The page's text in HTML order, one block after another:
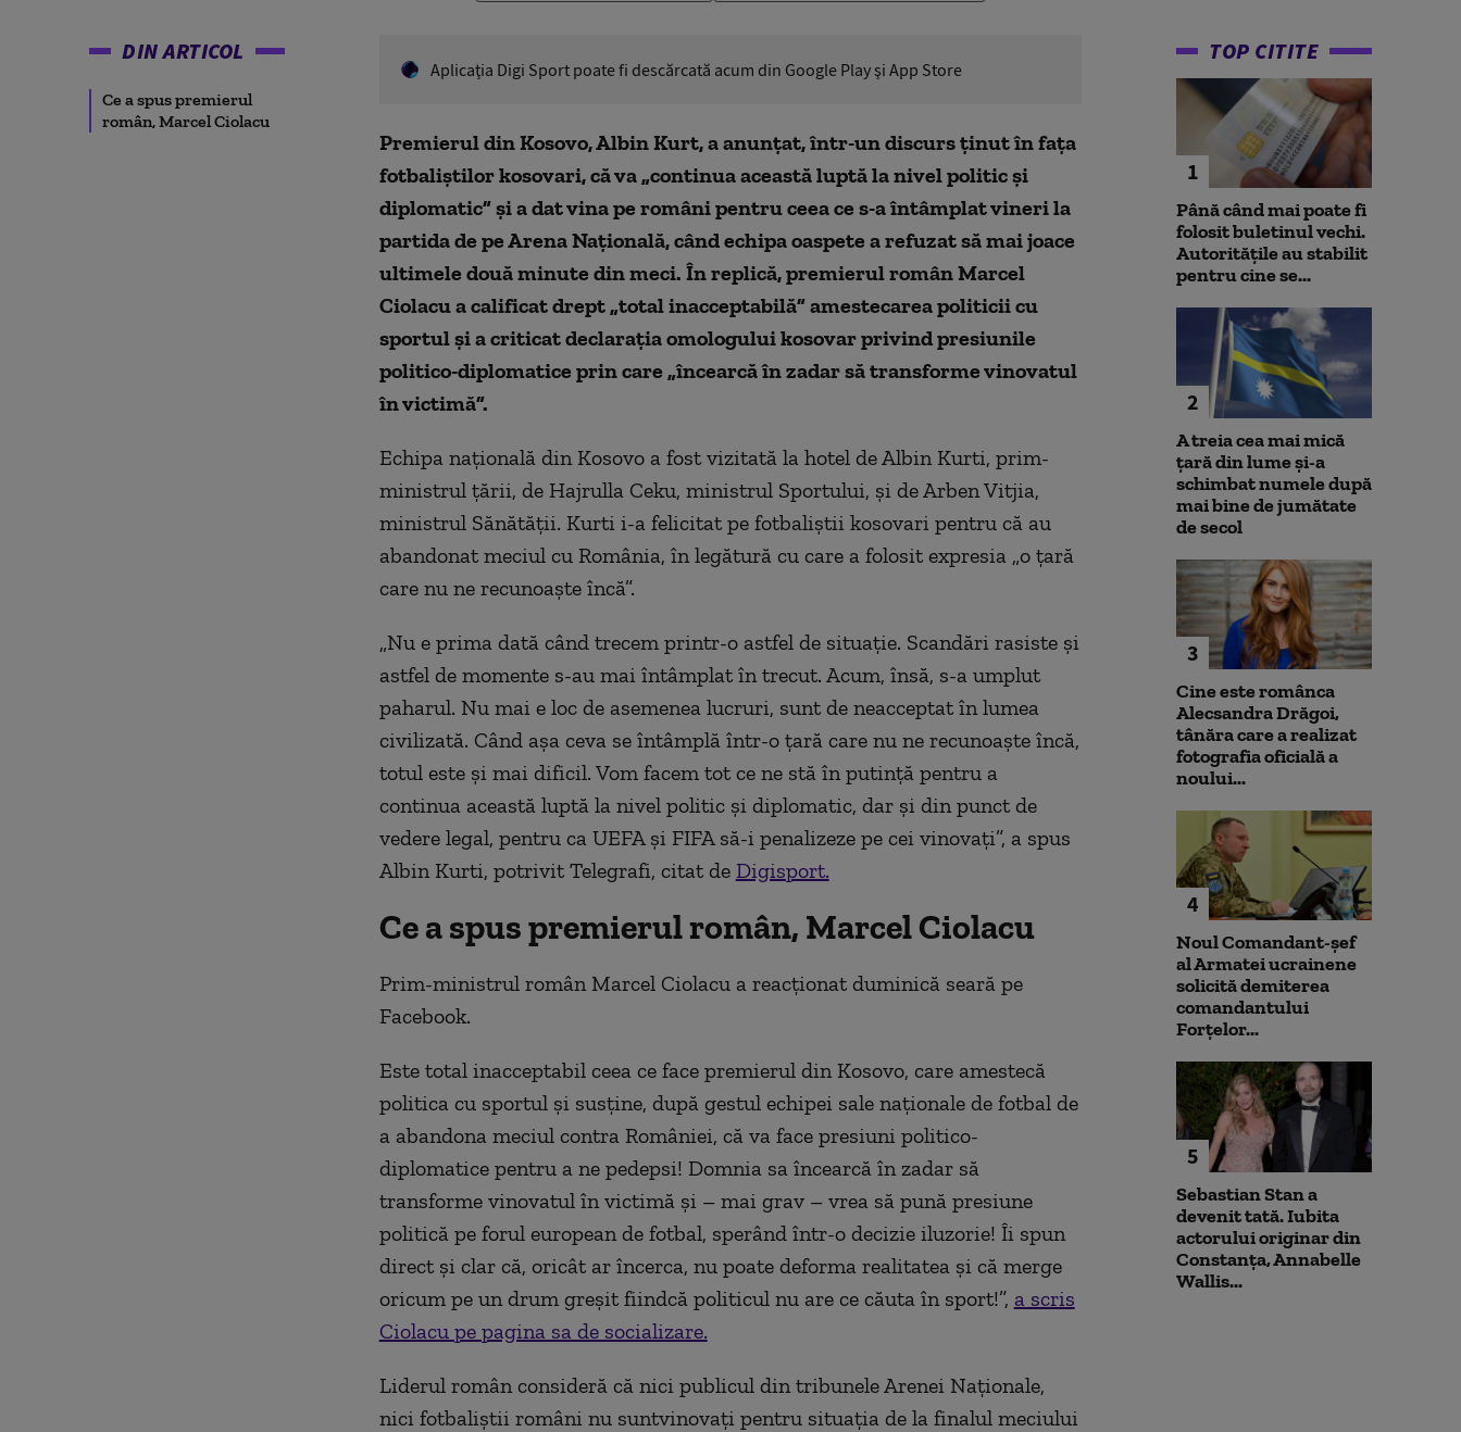
DIN ARTICOL
Ce a spus premierul
român, Marcel Ciolacu
Aplicaţia Digi Sport poate fi descărcată acum din Google Play şi App Store
Premierul din Kosovo, Albin Kurt, a anunțat, într-un discurs ținut în fața
fotbaliștilor kosovari, că va „continua această luptă la nivel politic și
diplomatic” și a dat vina pe români pentru ceea ce s-a întâmplat vineri la
partida de pe Arena Națională, când echipa oaspete a refuzat să mai joace
ultimele două minute din meci. În replică, premierul român Marcel
Ciolacu a calificat drept „total inacceptabilă” amestecarea politicii cu
sportul și a criticat declarația omologului kosovar privind presiunile
politico-diplomatice prin care „încearcă în zadar să transforme vinovatul
în victimă”.
Echipa națională din Kosovo a fost vizitată la hotel de Albin Kurti, prim-
ministrul țării, de Hajrulla Ceku, ministrul Sportului, și de Arben Vitjia,
ministrul Sănătății. Kurti i-a felicitat pe fotbaliștii kosovari pentru că au
abandonat meciul cu România, în legătură cu care a folosit expresia „o țară
care nu ne recunoaște încă”.
„Nu e prima dată când trecem printr-o astfel de situație. Scandări rasiste și
astfel de momente s-au mai întâmplat în trecut. Acum, însă, s-a umplut
paharul. Nu mai e loc de asemenea lucruri, sunt de neacceptat în lumea
civilizată. Când așa ceva se întâmplă într-o țară care nu ne recunoaște încă,
totul este și mai dificil. Vom facem tot ce ne stă în putință pentru a
continua această luptă la nivel politic și diplomatic, dar și din punct de
vedere legal, pentru ca UEFA și FIFA să-i penalizeze pe cei vinovați”, a spus
Albin Kurti, potrivit Telegrafi, citat de Digisport.
Ce a spus premierul român, Marcel Ciolacu
Prim-ministrul român Marcel Ciolacu a reacționat duminică seară pe
Facebook.
Este total inacceptabil ceea ce face premierul din Kosovo, care amestecă
politica cu sportul și susține, după gestul echipei sale naționale de fotbal de
a abandona meciul contra României, că va face presiuni politico-
diplomatice pentru a ne pedepsi! Domnia sa încearcă în zadar să
transforme vinovatul în victimă și – mai grav – vrea să pună presiune
politică pe forul european de fotbal, sperând într-o decizie iluzorie! Îi spun
direct și clar că, oricât ar încerca, nu poate deforma realitatea și că merge
oricum pe un drum greșit fiindcă politicul nu are ce căuta în sport!”, a scris
Ciolacu pe pagina sa de socializare.
Liderul român consideră că nici publicul din tribunele Arenei Naționale,
nici fotbaliștii români nu suntvinovați pentru situația de la finalul meciului
TOP CITITE
1
Până când mai poate fi
folosit buletinul vechi.
Autoritățile au stabilit
pentru cine se...
2
A treia cea mai mică
țară din lume și-a
schimbat numele după
mai bine de jumătate
de secol
3
Cine este românca
Alecsandra Drăgoi,
tânăra care a realizat
fotografia oficială a
noului...
4
Noul Comandant-șef
al Armatei ucrainene
solicită demiterea
comandantului
Forțelor...
5
Sebastian Stan a
devenit tată. Iubita
actorului originar din
Constanța, Annabelle
Wallis...